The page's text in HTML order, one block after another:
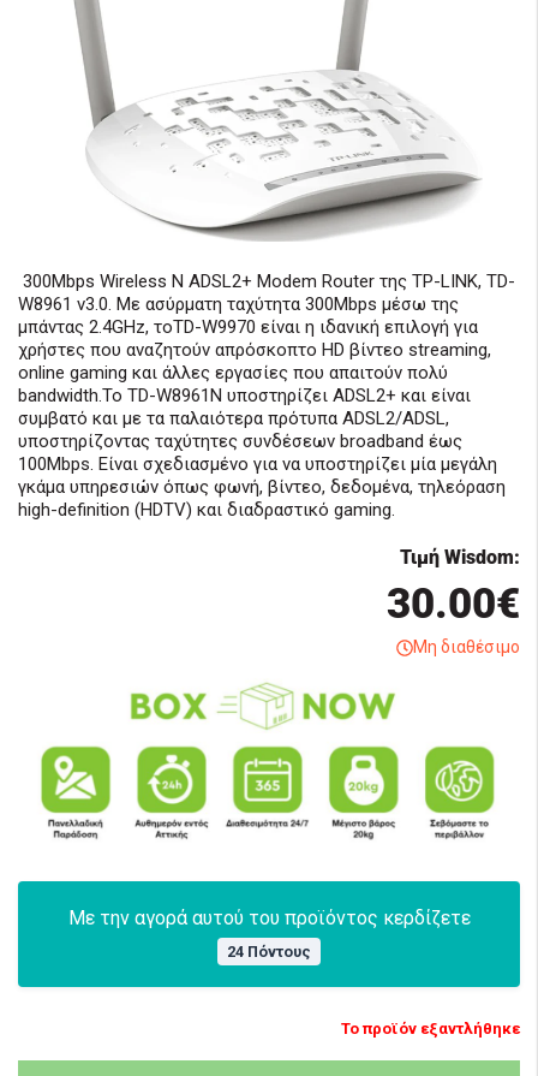
300Mbps Wireless N ADSL2+ Modem Router της TP-LINK, TD-
W8961 v3.0. Με ασύρματη ταχύτητα 300Mbps μέσω της
μπάντας 2.4GHz, τοTD-W9970 είναι η ιδανική επιλογή για
χρήστες που αναζητούν απρόσκοπτο HD βίντεο streaming,
online gaming και άλλες εργασίες που απαιτούν πολύ
bandwidth.Το TD-W8961N υποστηρίζει ADSL2+ και είναι
συμβατό και με τα παλαιότερα πρότυπα ADSL2/ADSL,
υποστηρίζοντας ταχύτητες συνδέσεων broadband έως
100Mbps. Είναι σχεδιασμένο για να υποστηρίζει μία μεγάλη
γκάμα υπηρεσιών όπως φωνή, βίντεο, δεδομένα, τηλεόραση
high-definition (HDTV) και διαδραστικό gaming.
Τιμή Wisdom:
30.00€
Μη διαθέσιμο
Με την αγορά αυτού του προϊόντος κερδίζετε
24 Πόντους
Το προϊόν εξαντλήθηκε